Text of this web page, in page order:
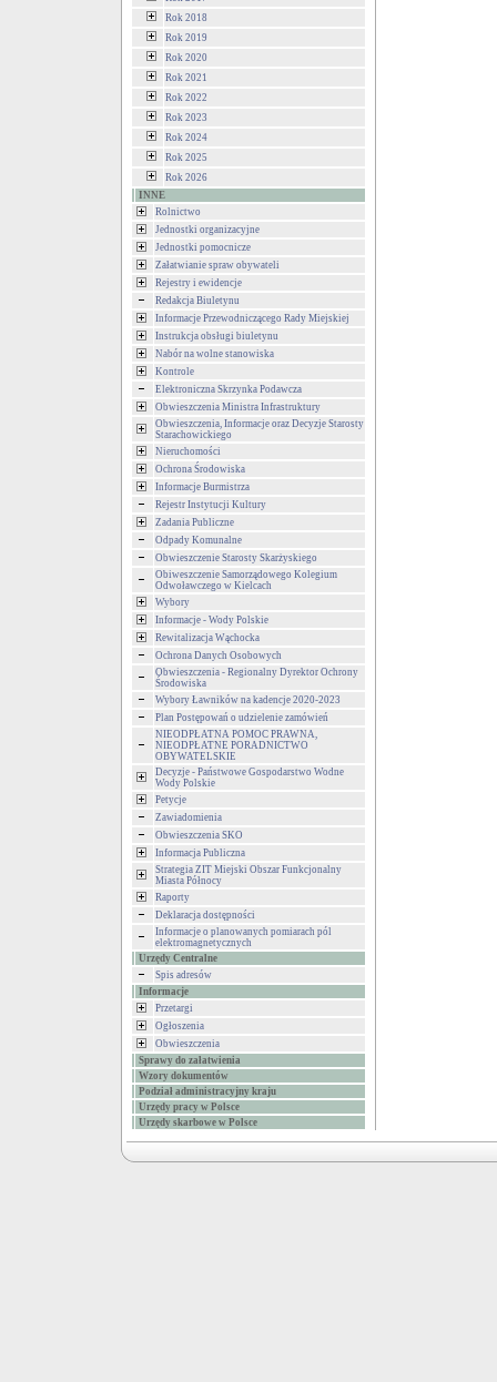
Rok 2018
Rok 2019
Rok 2020
Rok 2021
Rok 2022
Rok 2023
Rok 2024
Rok 2025
Rok 2026
INNE
Rolnictwo
Jednostki organizacyjne
Jednostki pomocnicze
Załatwianie spraw obywateli
Rejestry i ewidencje
Redakcja Biuletynu
Informacje Przewodniczącego Rady Miejskiej
Instrukcja obsługi biuletynu
Nabór na wolne stanowiska
Kontrole
Elektroniczna Skrzynka Podawcza
Obwieszczenia Ministra Infrastruktury
Obwieszczenia, Informacje oraz Decyzje Starosty
Starachowickiego
Nieruchomości
Ochrona Środowiska
Informacje Burmistrza
Rejestr Instytucji Kultury
Zadania Publiczne
Odpady Komunalne
Obwieszczenie Starosty Skarżyskiego
Obiweszczenie Samorządowego Kolegium
Odwoławczego w Kielcach
Wybory
Informacje - Wody Polskie
Rewitalizacja Wąchocka
Ochrona Danych Osobowych
Obwieszczenia - Regionalny Dyrektor Ochrony
Środowiska
Wybory Ławników na kadencje 2020-2023
Plan Postępowań o udzielenie zamówień
NIEODPŁATNA POMOC PRAWNA,
NIEODPŁATNE PORADNICTWO
OBYWATELSKIE
Decyzje - Państwowe Gospodarstwo Wodne
Wody Polskie
Petycje
Zawiadomienia
Obwieszczenia SKO
Informacja Publiczna
Strategia ZIT Miejski Obszar Funkcjonalny
Miasta Północy
Raporty
Deklaracja dostępności
Informacje o planowanych pomiarach pól
elektromagnetycznych
Urzędy Centralne
Spis adresów
Informacje
Przetargi
Ogłoszenia
Obwieszczenia
Sprawy do załatwienia
Wzory dokumentów
Podział administracyjny kraju
Urzędy pracy w Polsce
Urzędy skarbowe w Polsce